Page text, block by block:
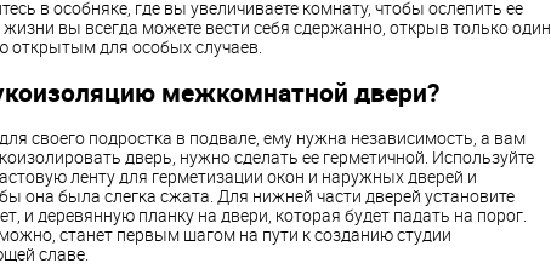
в особняке, где вы увеличиваете комнату, чтобы ослепить ее
вы всегда можете вести себя сдержанно, открыв только один
открытым для особых случаев.
межкомнатной двери?
своего подростка в подвале, ему нужна независимость, а вам
дверь, нужно сделать ее герметичной. Используйте
ленту для герметизации окон и наружных дверей и
она была слегка сжата. Для нижней части дверей установите
и деревянную планку на двери, которая будет падать на порог.
станет первым шагом на пути к созданию студии
славе.